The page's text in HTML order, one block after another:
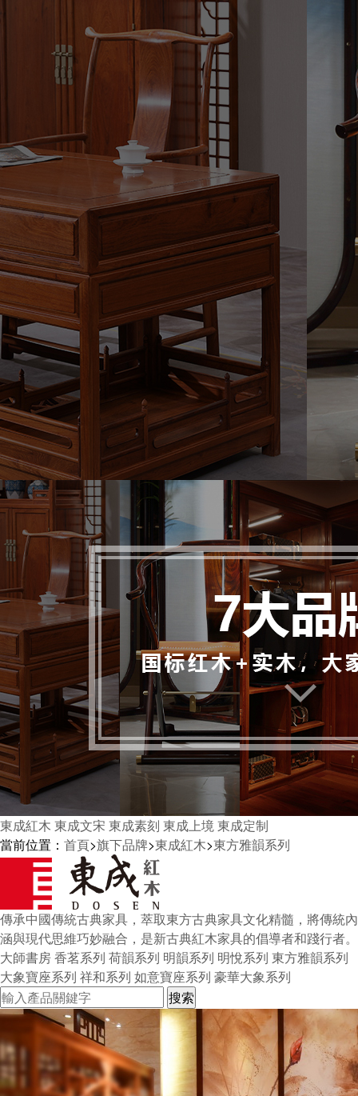
東成紅木 東成文宋 東成素刻 東成上境東成定制
當前位置： 首頁>旗下品牌>東成紅木>東方雅韻系列
傳承中國傳統古典家具，萃取東方古典家具文化精髓，將傳統內
涵與現代思維巧妙融合，是新古典紅木家具的倡導者和踐行者。
大師書房香茗系列 荷韻系列 明韻系列 明悅系列 東方雅韻系列
大象寶座系列 祥和系列 如意寶座系列 豪華大象系列